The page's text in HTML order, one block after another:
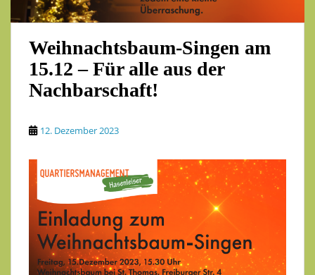
Weihnachtsbaum-Singen am
15.12 – Für alle aus der
Nachbarschaft!
12. Dezember 2023